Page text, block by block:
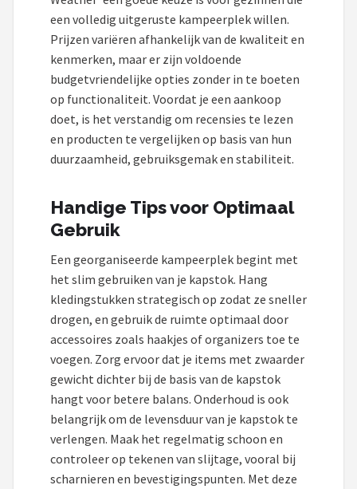
een volledig uitgeruste kampeerplek willen.
Prijzen variëren afhankelijk van de kwaliteit en
kenmerken, maar er zijn voldoende
budgetvriendelijke opties zonder in te boeten
op functionaliteit. Voordat je een aankoop
doet, is het verstandig om recensies te lezen
en producten te vergelijken op basis van hun
duurzaamheid, gebruiksgemak en stabiliteit.
Handige Tips voor Optimaal
Gebruik
Een georganiseerde kampeerplek begint met
het slim gebruiken van je kapstok. Hang
kledingstukken strategisch op zodat ze sneller
drogen, en gebruik de ruimte optimaal door
accessoires zoals haakjes of organizers toe te
voegen. Zorg ervoor dat je items met zwaarder
gewicht dichter bij de basis van de kapstok
hangt voor betere balans. Onderhoud is ook
belangrijk om de levensduur van je kapstok te
verlengen. Maak het regelmatig schoon en
controleer op tekenen van slijtage, vooral bij
scharnieren en bevestigingspunten. Met deze